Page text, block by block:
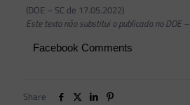
(DOE – SC de 17.05.2022)
Este texto não substitui o publicado no DOE
Facebook Comments
Share